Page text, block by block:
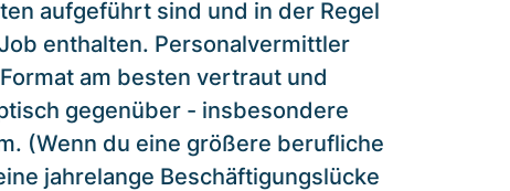
aufgeführt sind und in der Regel
enthalten. Personalvermittler
am besten vertraut und
gegenüber - insbesondere
(Wenn du eine größere berufliche
jahrelange Beschäftigungslücke